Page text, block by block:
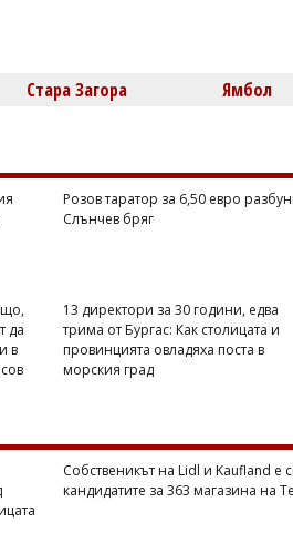
Стара Загора Ямбол
Розов таратор за 6,50 евро
Слънчев бряг
да
в
13 директори за 30 години, едва
трима от Бургас: Как столицата и
провинцията овладяха поста в
морския град
Собственикът на Lidl и Kaufland е
кандидатите за 363 магазина на